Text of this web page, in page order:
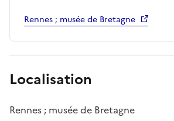
Rennes ; musée de Bretagne
Localisation
Rennes ; musée de Bretagne